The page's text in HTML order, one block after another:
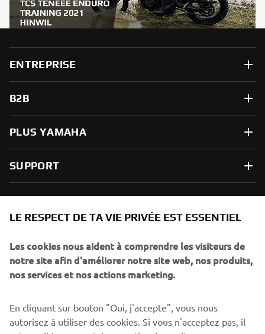
ENTREPRISE
B2B
PLUS YAMAHA
SUPPORT
spéciaux, les lancements de produits, etc.
S'ABONNER
LE RESPECT DE TA VIE PRIVÉE EST ESSENTIEL
Les cookies nous aident à comprendre les visiteurs de
notre site afin d'améliorer notre site web, nos produits,
nos services et nos actions marketing.
En cliquant sur bouton "Oui, j'accepte", vous nous
autorisez à utiliser des cookies. Si vous n'acceptez pas, il